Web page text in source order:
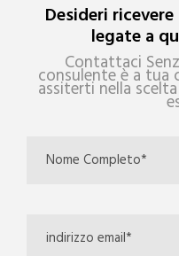
Desideri
legate a
Contattaci
consulente è a tua
assiterti nella